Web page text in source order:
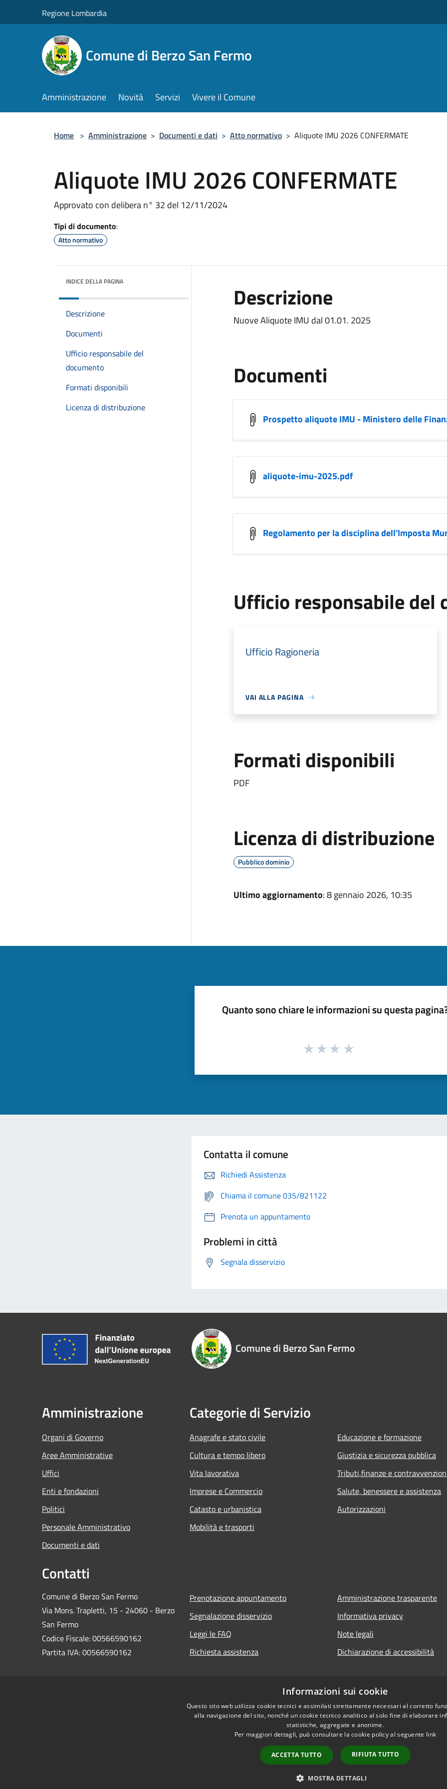
Regione Lombardia
Comune di Berzo San Fermo
Amministrazione Novità Servizi Vivere il Comune
Home > Amministrazione > Documenti e dati > Atto normativo > Aliquote IMU 2026 CONFERMATE
Aliquote IMU 2026 CONFERMATE
Approvato con delibera n° 32 del 12/11/2024
Tipi di documento:
Atto normativo
INDICE DELLA PAGINA
Descrizione
Documenti
Ufficio responsabile del
documento
Formati disponibili
Licenza di distribuzione
Descrizione
Nuove Aliquote IMU dal 01.01. 2025
Documenti
Prospetto aliquote IMU - Ministero delle
aliquote-imu-2025.pdf
Regolamento per la disciplina dell'Imposta
Ufficio responsabile del
Ufficio Ragioneria
VAI ALLA PAGINA
Formati disponibili
PDF
Licenza di distribuzione
Pubblico dominio
Ultimo aggiornamento: 8 gennaio 2026, 10:35
Quanto sono chiare le informazioni su questa
Contatta il comune
Richiedi Assistenza
Chiama il comune 035/821122
Prenota un appuntamento
Problemi in città
Segnala disservizio
Comune di Berzo San Fermo
Amministrazione
Organi di Governo
Aree Amministrative
Uffici
Enti e fondazioni
Politici
Personale Amministrativo
Documenti e dati
Categorie di Servizio
Anagrafe e stato civile
Cultura e tempo libero
Vita lavorativa
Imprese e Commercio
Catasto e urbanistica
Mobilità e trasporti
Educazione e formazione
Giustizia e sicurezza pubblica
Tributi,finanze e
Salute, benessere e assistenza
Autorizzazioni
Contatti
Comune di Berzo San Fermo
Via Mons. Trapletti, 15 - 24060 - Berzo
San Fermo
Codice Fiscale: 00566590162
Partita IVA: 00566590162
Prenotazione appuntamento
Segnalazione disservizio
Leggi le FAQ
Richiesta assistenza
Amministrazione trasparente
Informativa privacy
Note legali
Dichiarazione di accessibilità
Copyright © 2026 •
Informazioni sui cookie
Questo sito web utilizza cookie tecnici e assimilati strettamente necessari al corretto
alla navigazione del sito, nonché un cookie tecnico analitico al solo fine di elaborare
statistiche, aggregate e anonime.
Per maggiori dettagli, può consultare la cookie policy al seguente link
ACCETTA TUTTO RIFIUTA TUTTO
MOSTRA DETTAGLI